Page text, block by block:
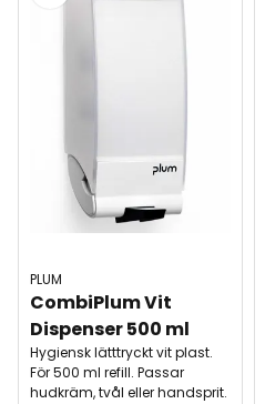
PLUM
CombiPlum Vit
Dispenser 500 ml
Hygiensk lätttryckt vit plast.
För 500 ml refill. Passar
hudkräm, tvål eller handsprit.